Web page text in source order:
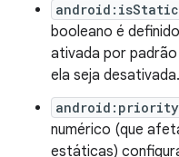
android:isStatic
booleano é
ativada por padrão
ela seja desativada.
android:priority
numérico (que
estáticas)